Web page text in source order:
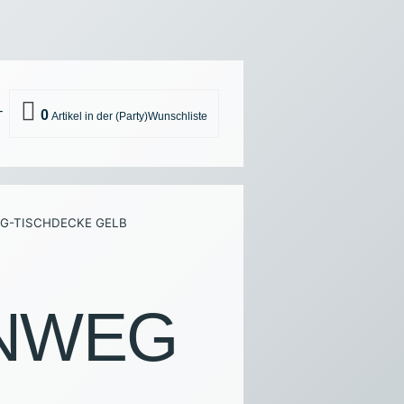
0
TISCHDECKE GELB